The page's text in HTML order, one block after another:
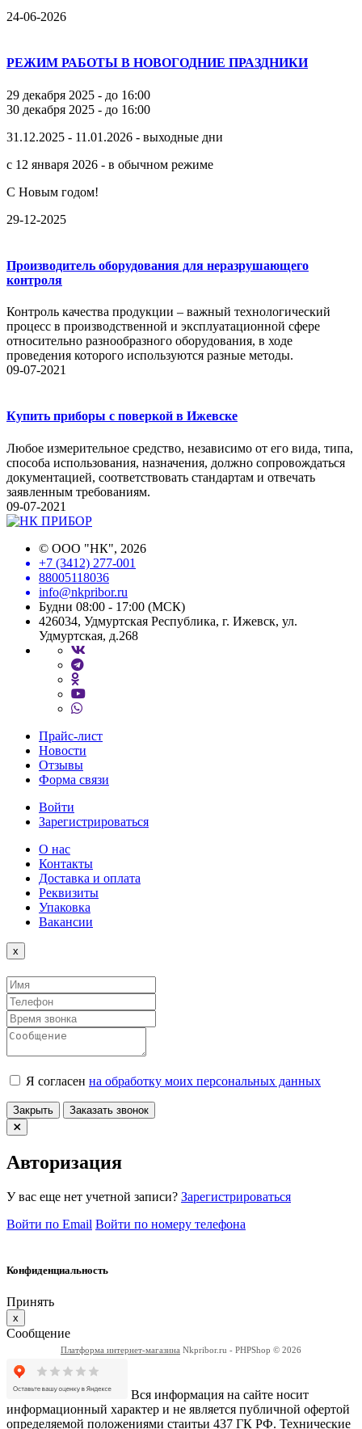
24-06-2026
РЕЖИМ РАБОТЫ В НОВОГОДНИЕ ПРАЗДНИКИ
29 декабря 2025 - до 16:00
30 декабря 2025 - до 16:00
31.12.2025 - 11.01.2026 - выходные дни
с 12 января 2026 - в обычном режиме
С Новым годом!
29-12-2025
Производитель оборудования для неразрушающего
контроля
Контроль качества продукции – важный технологический
процесс в производственной и эксплуатационной сфере
относительно разнообразного оборудования, в ходе
проведения которого используются разные методы.
09-07-2021
Купить приборы с поверкой в Ижевске
Любое измерительное средство, независимо от его вида, типа,
способа использования, назначения, должно сопровождаться
документацией, соответствовать стандартам и отвечать
заявленным требованиям.
09-07-2021
© ООО "НК", 2026
+7 (3412) 277-001
88005118036
info@nkpribor.ru
Будни 08:00 - 17:00 (МСК)
426034, Удмуртская Республика, г. Ижевск, ул.
Удмуртская, д.268
Прайс-лист
Новости
Отзывы
Форма связи
Войти
Зарегистрироваться
О нас
Контакты
Доставка и оплата
Реквизиты
Упаковка
Вакансии
x
Я согласен на обработку моих персональных данных
Закрыть Заказать звонок
Авторизация
У вас еще нет учетной записи? Зарегистрироваться
Войти по Email Войти по номеру телефона
Конфиденциальность
Принять
x
Сообщение
Платформа интернет-магазина Nkpribor.ru - PHPShop © 2026
Вся информация на сайте носит
информационный характер и не является публичной офертой
определяемой положениями стаитьи 437 ГК РФ. Технические